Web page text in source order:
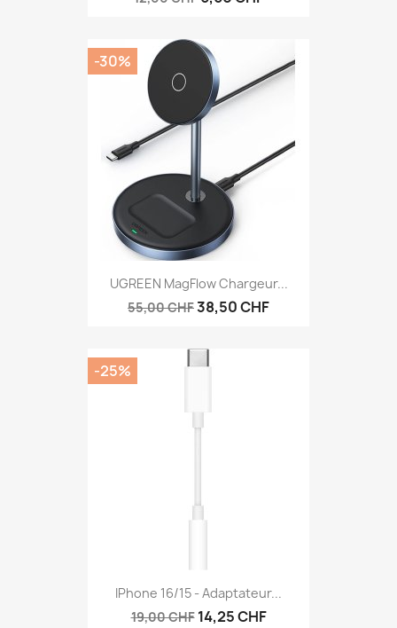
UGREEN MagFlow Chargeur...
55,00 CHF38,50 CHF
-30%
IPhone 16/15 - Adaptateur...
19,00 CHF 14,25 CHF
-25%